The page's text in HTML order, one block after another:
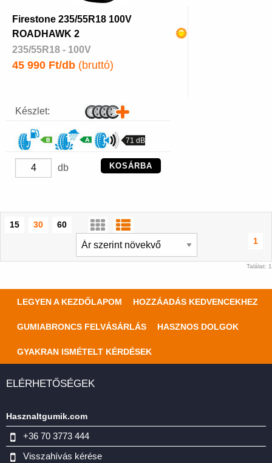
Firestone 235/55R18 100V
ROADHAWK 2
235/55R18 - 100V
45 990 Ft/db (bruttó)
Készlet:
71 dB
db KOSÁRBA
15 30
60
1
Találat: 1
LEGYEN A KEZDŐLAPOM HOZZÁADÁS KEDVENCEKHEZ
GUMIABRONCS FELVÁSÁRLÁS HASZNOS DOLGOK
GYAKRAN ISMÉTELT KÉRDÉSEK
ELÉRHETŐSÉGEK
Hasznaltgumik.com
+36 70 3773 444
Visszahívás kérése